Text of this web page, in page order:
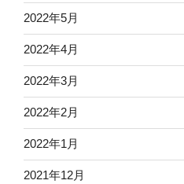
2022年5月
2022年4月
2022年3月
2022年2月
2022年1月
2021年12月